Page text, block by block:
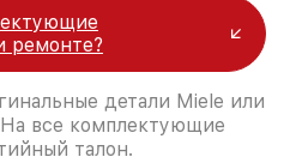
ремонте?
детали Miele или
На все комплектующие
талон.